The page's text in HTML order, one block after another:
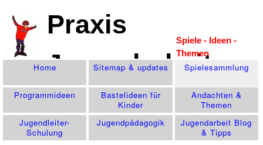
Praxis
Jugendarbeit
Spiele - Ideen -
Themen
Home Sitemap & updates Spiele­sammlung
Programm­ideen
Bastelideen für
Kinder
Andachten &
Themen
Jugendleiter-
Schulung
Jugend­pädagogik
Jugendarbeit Blog
& Tipps